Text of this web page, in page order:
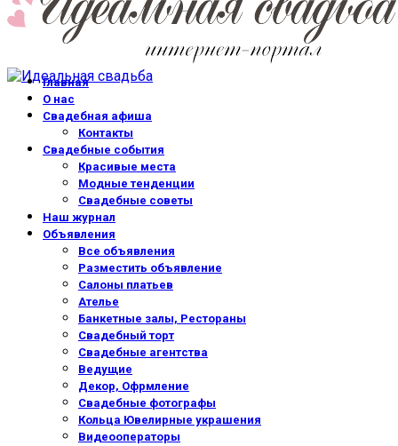
Главная
О нас
Свадебная афиша
Контакты
Свадебные события
Красивые места
Модные тенденции
Свадебные советы
Наш журнал
Объявления
Все объявления
Разместить объявление
Салоны платьев
Ателье
Банкетные залы, Рестораны
Свадебный торт
Свадебные агентства
Ведущие
Декор, Офрмление
Свадебные фотографы
Кольца Ювелирные украшения
Видеооператоры